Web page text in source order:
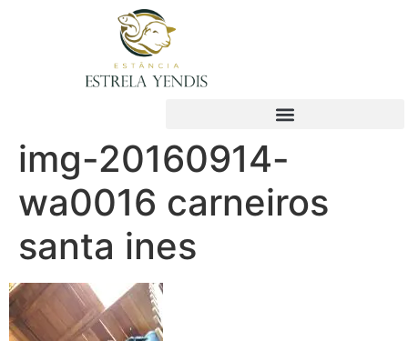
img-20160914-
wa0016 carneiros
santa ines